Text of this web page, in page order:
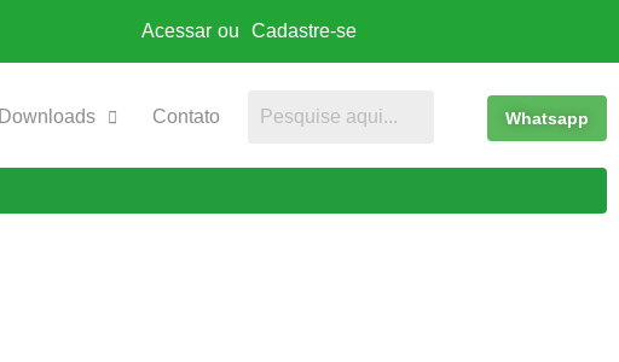
Acessar ou Cadastre-se
Downloads Contato Whatsapp